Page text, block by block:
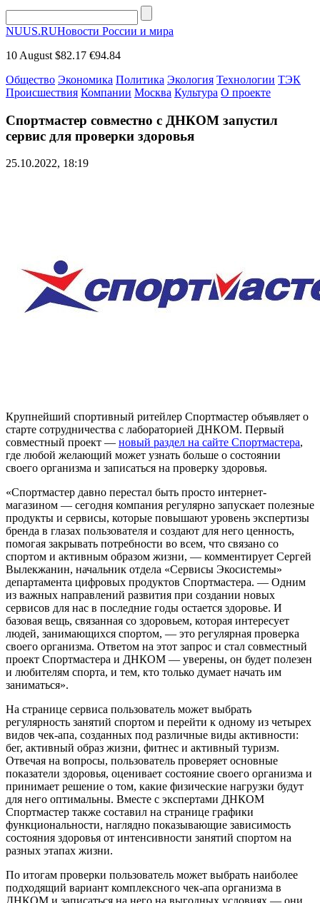
NUUS.RUНовости России и мира
10 August $82.17 €94.84
Общество Экономика Политика Экология Технологии ТЭК
Происшествия Компании Москва Культура О проекте
Спортмастер совместно с ДНКОМ запустил
сервис для проверки здоровья
25.10.2022, 18:19
Крупнейший спортивный ритейлер Спортмастер объявляет о
старте сотрудничества с лабораторией ДНКОМ. Первый
совместный проект — новый раздел на сайте Спортмастера,
где любой желающий может узнать больше о состоянии
своего организма и записаться на проверку здоровья.
«Спортмастер давно перестал быть просто интернет-
магазином — сегодня компания регулярно запускает полезные
продукты и сервисы, которые повышают уровень экспертизы
бренда в глазах пользователя и создают для него ценность,
помогая закрывать потребности во всем, что связано со
спортом и активным образом жизни, — комментирует Сергей
Вылекжанин, начальник отдела «Сервисы Экосистемы»
департамента цифровых продуктов Спортмастера. — Одним
из важных направлений развития при создании новых
сервисов для нас в последние годы остается здоровье. И
базовая вещь, связанная со здоровьем, которая интересует
людей, занимающихся спортом, — это регулярная проверка
своего организма. Ответом на этот запрос и стал совместный
проект Спортмастера и ДНКОМ — уверены, он будет полезен
и любителям спорта, и тем, кто только думает начать им
заниматься».
На странице сервиса пользователь может выбрать
регулярность занятий спортом и перейти к одному из четырех
видов чек-апа, созданных под различные виды активности:
бег, активный образ жизни, фитнес и активный туризм.
Отвечая на вопросы, пользователь проверяет основные
показатели здоровья, оценивает состояние своего организма и
принимает решение о том, какие физические нагрузки будут
для него оптимальны. Вместе с экспертами ДНКОМ
Спортмастер также составил на странице графики
функциональности, наглядно показывающие зависимость
состояния здоровья от интенсивности занятий спортом на
разных этапах жизни.
По итогам проверки пользователь может выбрать наиболее
подходящий вариант комплексного чек-апа организма в